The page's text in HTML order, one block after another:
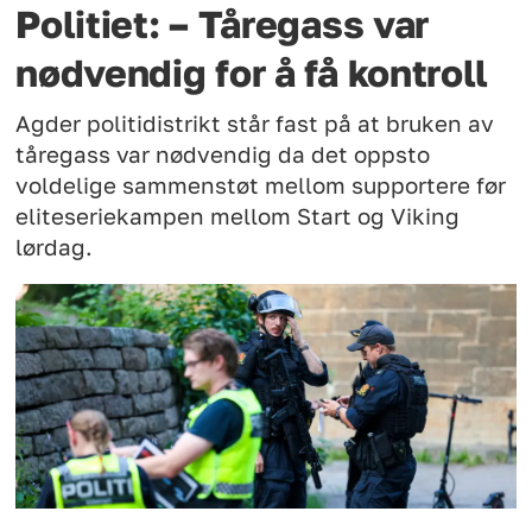
Politiet: – Tåregass var
nødvendig for å få kontroll
Agder politidistrikt står fast på at bruken av
tåregass var nødvendig da det oppsto
voldelige sammenstøt mellom supportere før
eliteseriekampen mellom Start og Viking
lørdag.